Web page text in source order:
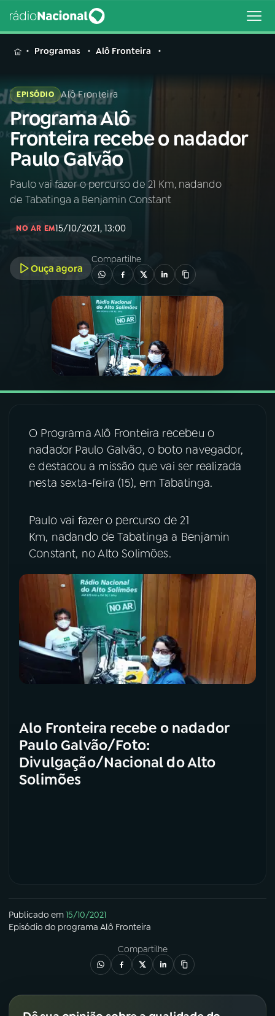
MENU
Buscar
na
Rádio
Nacional
Buscar
AO VIVO
INÍCIO
A RÁDIO
PROGRAMAÇÃO
PROGRAMAS
VIDEOCASTS
07ÚLTIMAS
YouTube Facebook
TikTok
Programas Alô Fronteira
EPISÓDIO Alô Fronteira
Programa Alô
Fronteira recebe o nadador
Paulo Galvão
Paulo vai fazer o percurso de 21 Km, nadando
de Tabatinga a Benjamin Constant
NO AR EM15/10/2021, 13:00
Ouça agora
Compartilhe
O Programa Alô Fronteira recebeu o
nadador Paulo Galvão, o boto navegador,
e destacou a missão que vai ser realizada
nesta sexta-feira (15), em Tabatinga.
Paulo vai fazer o percurso de 21
Km, nadando de Tabatinga a Benjamin
Constant, no Alto Solimões.
Alo Fronteira recebe o nadador
Paulo Galvão/Foto:
Divulgação/Nacional do Alto
Solimões
Publicado em15/10/2021
Episódio do programa Alô Fronteira
Compartilhe